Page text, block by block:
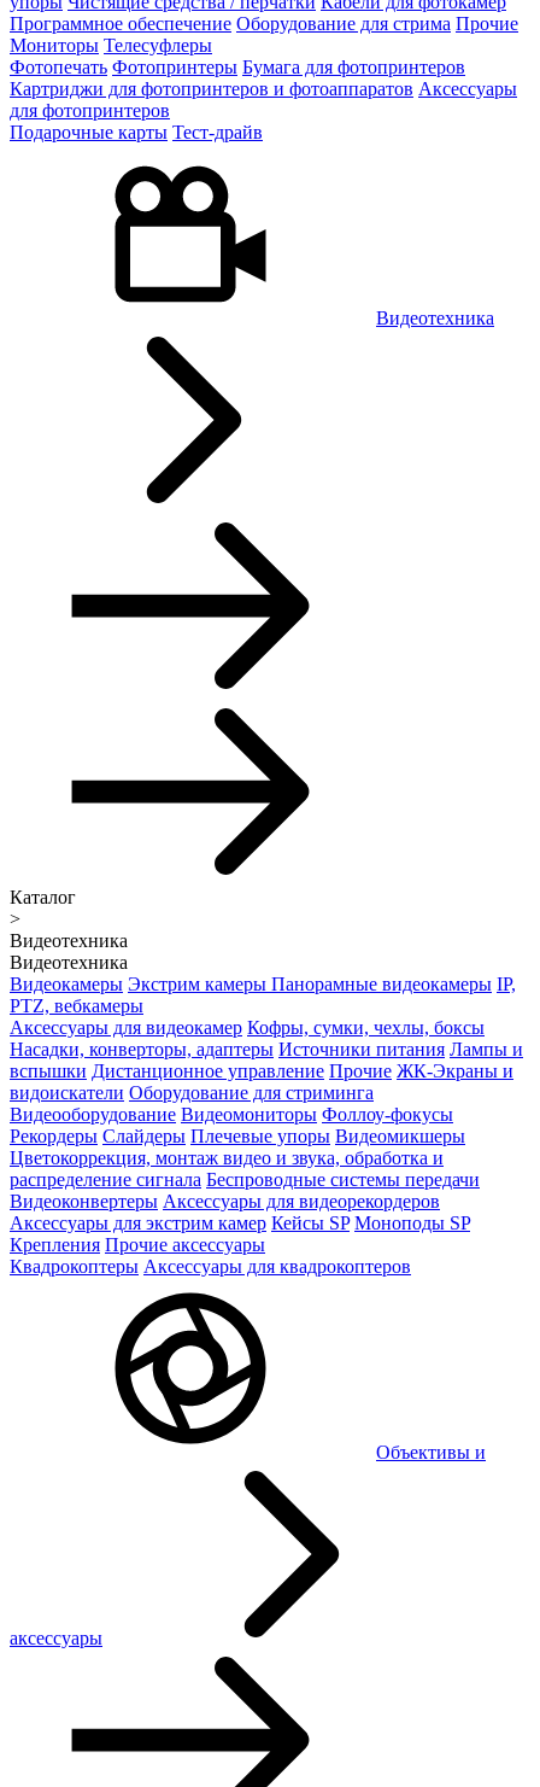
Программное обеспечение Оборудование для стрима Прочие
Мониторы Телесуфлеры
Фотопечать Фотопринтеры Бумага для фотопринтеров
Картриджи для фотопринтеров и фотоаппаратов Аксессуары
для фотопринтеров
Подарочные карты Тест-драйв
Видеотехника
Каталог
>
Видеотехника
Видеотехника
Видеокамеры Экстрим камеры Панорамные видеокамеры IP,
PTZ, вебкамеры
Аксессуары для видеокамер Кофры, сумки, чехлы, боксы
Насадки, конверторы, адаптеры Источники питания Лампы и
вспышки Дистанционное управление Прочие ЖК-Экраны и
видоискатели Оборудование для стриминга
Видеооборудование Видеомониторы Фоллоу-фокусы
Рекордеры Слайдеры Плечевые упоры Видеомикшеры
Цветокоррекция, монтаж видео и звука, обработка и
распределение сигнала Беспроводные системы передачи
Видеоконвертеры Аксессуары для видеорекордеров
Аксессуары для экстрим камер Кейсы SP Моноподы SP
Крепления Прочие аксессуары
Квадрокоптеры Аксессуары для квадрокоптеров
Объективы и
аксессуары